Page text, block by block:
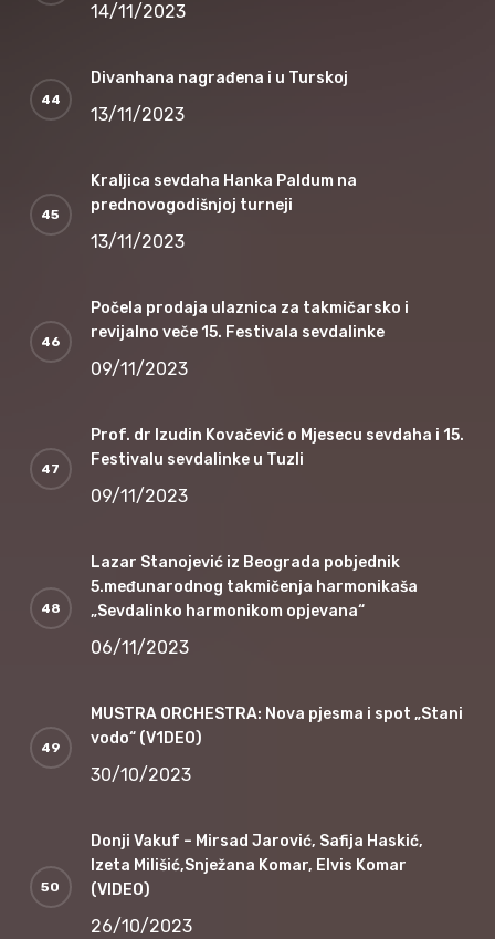
14/11/2023
Divanhana nagrađena i u Turskoj
13/11/2023
Kraljica sevdaha Hanka Paldum na
prednovogodišnjoj turneji
13/11/2023
Počela prodaja ulaznica za takmičarsko i
revijalno veče 15. Festivala sevdalinke
09/11/2023
Prof. dr Izudin Kovačević o Mjesecu sevdaha i 15.
Festivalu sevdalinke u Tuzli
09/11/2023
Lazar Stanojević iz Beograda pobjednik
5.međunarodnog takmičenja harmonikaša
„Sevdalinko harmonikom opjevana“
06/11/2023
MUSTRA ORCHESTRA: Nova pjesma i spot „Stani
vodo“ (V1DEO)
30/10/2023
Donji Vakuf – Mirsad Jarović, Safija Haskić,
Izeta Milišić,Snježana Komar, Elvis Komar
(VIDEO)
26/10/2023